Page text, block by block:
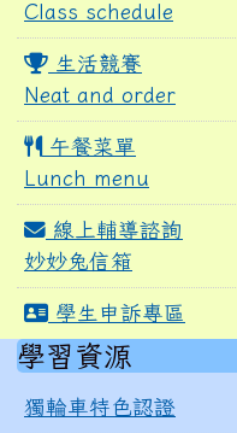
Class schedule
生活競賽
Neat and order
午餐菜單
Lunch menu
線上輔導諮詢
妙妙兔信箱
學生申訴專區
右邊區域內容
學習資源
獨輪車特色認證